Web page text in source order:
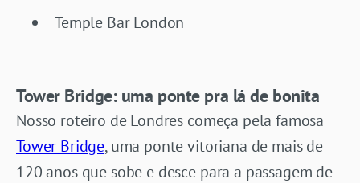
Temple Bar London
Tower Bridge: uma ponte pra lá de bonita
Nosso roteiro de Londres começa pela famosa
Tower Bridge, uma ponte vitoriana de mais de
120 anos que sobe e desce para a passagem de